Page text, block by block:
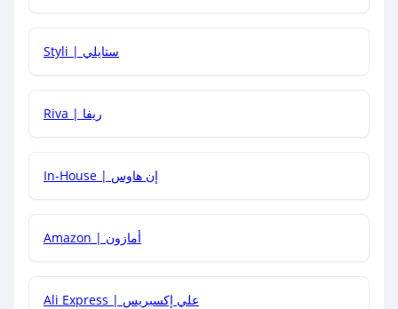
هل يمكنني جمع كود خصم مع العروض الأخرى؟
Styli | ستايلي
Riva | ريفا
In-House | إن هاوس
Amazon | أمازون
Ali Express | علي إكسبريس